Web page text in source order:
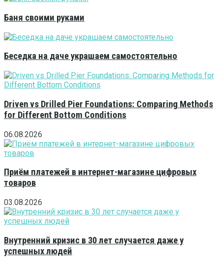
Баня своими руками
Беседка на даче украшаем самостоятельно
Driven vs Drilled Pier Foundations: Comparing Methods
for Different Bottom Conditions
06.08.2026
Приём платежей в интернет-магазине цифровых
товаров
03.08.2026
Внутренний кризис в 30 лет случается даже у
успешных людей